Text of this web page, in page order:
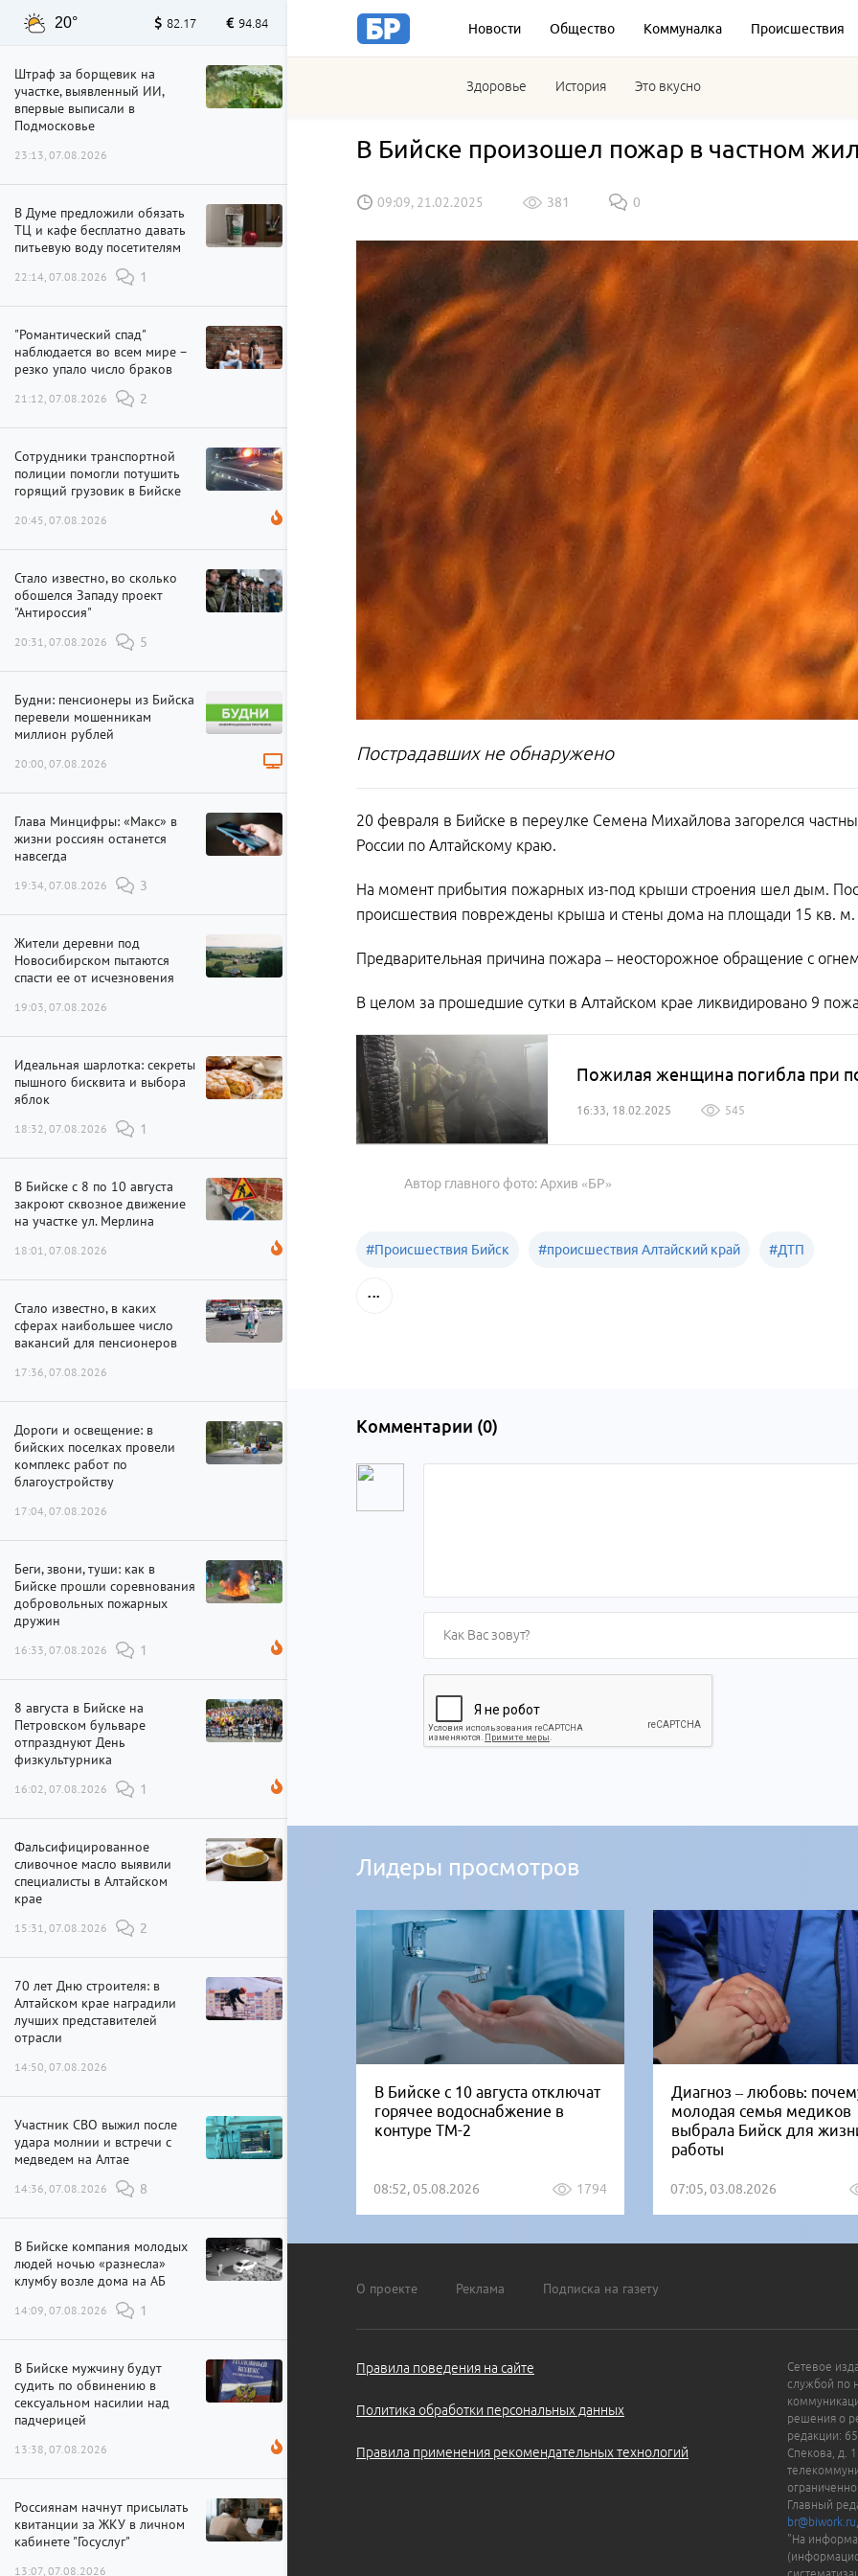
Новости Общество Коммуналка Происшествия
Здоровье История Это вкусно
20° 82.17 94.84
Штраф за борщевик на
участке, выявленный ИИ,
впервые выписали в
Подмосковье
23:13, 07.08.2026
В Думе предложили обязать
ТЦ и кафе бесплатно давать
питьевую воду посетителям
22:14, 07.08.2026 1
"Романтический спад"
наблюдается во всем мире –
резко упало число браков
21:12, 07.08.2026 2
Сотрудники транспортной
полиции помогли потушить
горящий грузовик в Бийске
20:45, 07.08.2026
Стало известно, во сколько
обошелся Западу проект
"Антироссия"
20:31, 07.08.2026 5
Будни: пенсионеры из Бийска
перевели мошенникам
миллион рублей
20:00, 07.08.2026
Глава Минцифры: «Макс» в
жизни россиян останется
навсегда
19:34, 07.08.2026 3
Жители деревни под
Новосибирском пытаются
спасти ее от исчезновения
19:03, 07.08.2026
Идеальная шарлотка: секреты
пышного бисквита и выбора
яблок
18:32, 07.08.2026 1
В Бийске с 8 по 10 августа
закроют сквозное движение
на участке ул. Мерлина
18:01, 07.08.2026
Стало известно, в каких
сферах наибольшее число
вакансий для пенсионеров
17:36, 07.08.2026
Дороги и освещение: в
бийских поселках провели
комплекс работ по
благоустройству
17:04, 07.08.2026
Беги, звони, туши: как в
Бийске прошли соревнования
добровольных пожарных
дружин
16:33, 07.08.2026 1
8 августа в Бийске на
Петровском бульваре
отпразднуют День
физкультурника
16:02, 07.08.2026 1
Фальсифицированное
сливочное масло выявили
специалисты в Алтайском
крае
15:31, 07.08.2026 2
70 лет Дню строителя: в
Алтайском крае наградили
лучших представителей
отрасли
14:50, 07.08.2026
Участник СВО выжил после
удара молнии и встречи с
медведем на Алтае
14:36, 07.08.2026 8
В Бийске компания молодых
людей ночью «разнесла»
клумбу возле дома на АБ
14:09, 07.08.2026 1
В Бийске мужчину будут
судить по обвинению в
сексуальном насилии над
падчерицей
13:38, 07.08.2026
Россиянам начнут присылать
квитанции за ЖКУ в личном
кабинете "Госуслуг"
13:07, 07.08.2026
В Бийске произошел пожар в частном
09:09, 21.02.2025 381 0
Пострадавших не обнаружено
20 февраля в Бийске в переулке Семена Михайлова загорелся
России по Алтайскому краю.
На момент прибытия пожарных из-под крыши строения шел дым.
происшествия повреждены крыша и стены дома на площади 15 кв. м.
Предварительная причина пожара – неосторожное обращение с
В целом за прошедшие сутки в Алтайском крае ликвидировано 9
Пожилая женщина погибла при
16:33, 18.02.2025 545
Автор главного фото: Архив «БР»
#Происшествия Бийск #происшествия Алтайский край #ДТП
Комментарии (0)
Лидеры просмотров
В Бийске с 10 августа отключат
горячее водоснабжение в
контуре ТМ-2
08:52, 05.08.2026 1794
Диагноз – любовь:
молодая семья медиков
выбрала Бийск для
работы
07:05, 03.08.2026
О проекте Реклама Подписка на газету
Правила поведения на сайте
Политика обработки персональных данных
Правила применения рекомендательных технологий
Сетевое
службой по
решения о
редакции:
Спекова, д.
Главный
br@biwork.ru
"На